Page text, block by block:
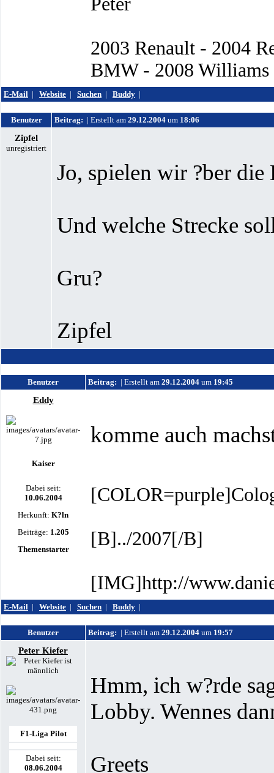
2003 Renault - 2004
BMW - 2008 Williams
E-Mail | Website | Suchen | Buddy |
Benutzer Beitrag: | Erstellt am 29.12.2004 um 18:06
Zipfel
unregistriert
Jo, spielen wir ?ber
Und welche Strecke
Gru?
Zipfel
Benutzer Beitrag: | Erstellt am 29.12.2004 um 19:45
Eddy
Kaiser
Dabei seit:
10.06.2004
Herkunft: K?ln
Beiträge: 1.205
Themenstarter
komme auch
[B]../2007[/B]
[IMG]http://
E-Mail | Website | Suchen | Buddy |
Benutzer Beitrag: | Erstellt am 29.12.2004 um 19:57
Peter Kiefer
F1-Liga Pilot
Dabei seit:
08.06.2004
Hmm, ich w?rde
Lobby. Wennes
Greets